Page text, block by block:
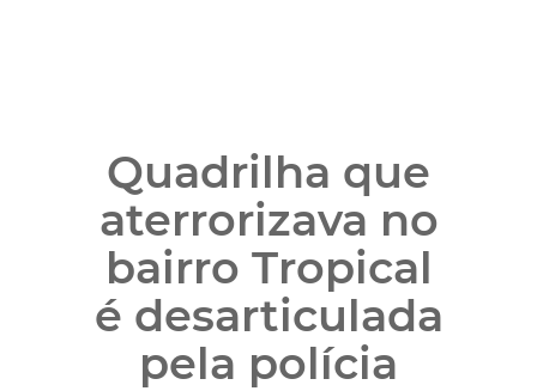
Quadrilha que
aterrorizava no
bairro Tropical
é desarticulada
pela polícia